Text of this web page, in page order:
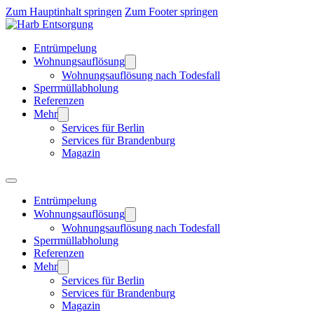
Zum Hauptinhalt springen Zum Footer springen
Entrümpelung
Wohnungsauflösung
Wohnungsauflösung nach Todesfall
Sperrmüllabholung
Referenzen
Mehr
Services für Berlin
Services für Brandenburg
Magazin
Entrümpelung
Wohnungsauflösung
Wohnungsauflösung nach Todesfall
Sperrmüllabholung
Referenzen
Mehr
Services für Berlin
Services für Brandenburg
Magazin